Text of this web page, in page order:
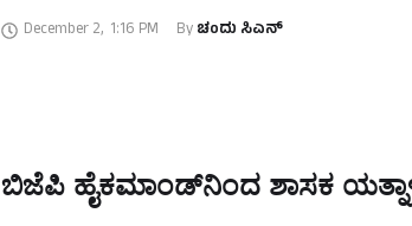
December 2, 1:16 PM By ಚಂದು ಸಿಎನ್
ಬಿಜೆಪಿ ಹೈಕಮಾಂಡ್‌ನಿಂದ ಶಾಸಕ